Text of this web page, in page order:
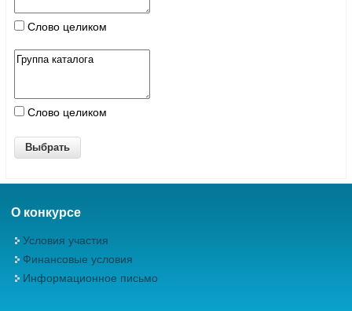
Слово целиком
Слово целиком
О конкурсе
Условия участия
Финансовые условия
Информационное письмо